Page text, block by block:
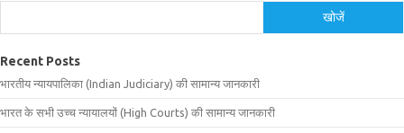
खोजें
Recent Posts
भारतीय न्यायपालिका (Indian Judiciary) की सामान्य जानकारी
भारत के सभी उच्च न्यायालयों (High Courts) की सामान्य जानकारी